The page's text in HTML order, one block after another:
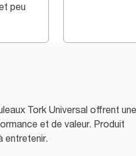
peu
Tork Universal offrent une
et de valeur. Produit
entretenir.